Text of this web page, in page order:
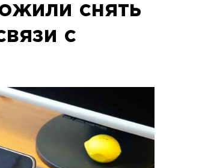
снять
с